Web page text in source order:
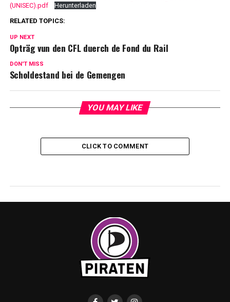
(UNISEC).pdf
Herunterladen
RELATED TOPICS:
UP NEXT
Opträg vun den CFL duerch de Fond du Rail
DON'T MISS
Scholdestand bei de Gemengen
YOU MAY LIKE
CLICK TO COMMENT